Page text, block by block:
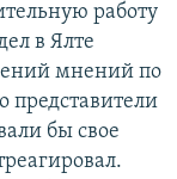
работу
в Ялте
мнений по
представители
бы свое